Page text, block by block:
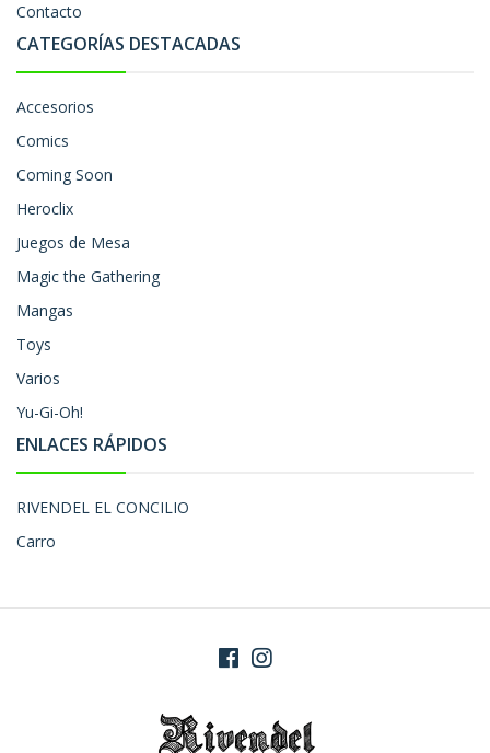
Contacto
CATEGORÍAS DESTACADAS
Accesorios
Comics
Coming Soon
Heroclix
Juegos de Mesa
Magic the Gathering
Mangas
Toys
Varios
Yu-Gi-Oh!
ENLACES RÁPIDOS
RIVENDEL EL CONCILIO
Carro